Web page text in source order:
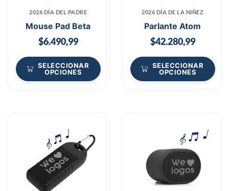
2026 DÍA DEL PADRE
Mouse Pad Beta
$6.490,99
SELECCIONAR
OPCIONES
2026 DÍA DE LA NIÑEZ
Parlante Atom
$42.280,99
SELECCIONAR
OPCIONES